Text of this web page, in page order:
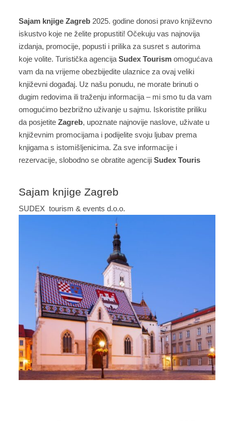
Sajam knjige Zagreb2025. godine donosi pravo književno
iskustvo koje ne želite propustiti! Očekuju vas najnovija
izdanja, promocije, popusti i prilika za susret s autorima
koje volite. Turistička agencija Sudex Tourismomogućava
vam da na vrijeme obezbijedite ulaznice za ovaj veliki
književni događaj. Uz našu ponudu, ne morate brinuti o
dugim redovima ili traženju informacija – mi smo tu da vam
omogućimo bezbrižno uživanje u sajmu. Iskoristite priliku
da posjetiteZagreb, upoznate najnovije naslove, uživate u
književnim promocijama i podijelite svoju ljubav prema
knjigama s istomišljenicima. Za sve informacije i
rezervacije, slobodno se obratite agenciji Sudex Touris
Sajam knjige Zagreb
SUDEX tourism & events d.o.o.